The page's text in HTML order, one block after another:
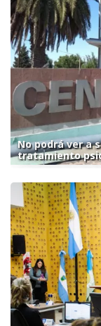
No podrá ver a
tratamiento